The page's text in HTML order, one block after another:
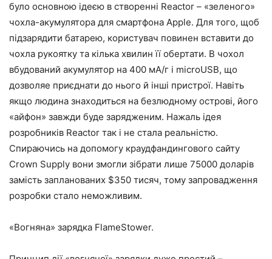
було основною ідеєю в створенні Reactor – «зеленого»
чохла-акумулятора для смартфона Apple. Для того, щоб
підзарядити батарею, користувач повинен вставити до
чохла рукоятку та кілька хвилин її обертати. В чохол
вбудований акумулятор на 400 мА/г і microUSB, що
дозволяе приєднати до нього й інші пристрої. Навіть
якщо людина знаходиться на безлюдному острові, його
«айфон» завжди буде зарядженим. Нажаль ідея
розробників Reactor так і не стала реальністю.
Спираючись на допомогу краудфандингового сайту
Crown Supply вони змогли зібрати лише 75000 доларів
замість запланованих $350 тисяч, тому запровадження
розробки стало неможливим.
«Вогняна» зарядка FlameStower.